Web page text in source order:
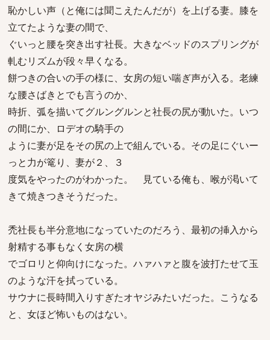
恥かしい声（と俺には聞こえたんだが）を上げる妻。膝を
立てたような妻の間で、
ぐいっと腰を突き出す社長。大きなベッドのスプリングが
軋むリズムが段々早くなる。
餅つきの合いの手の様に、女房の短い喘ぎ声が入る。老練
な腰さばきとでも言うのか、
時折、弧を描いてグルングルンと社長の尻が動いた。いつ
の間にか、ロデオの騎手の
ように妻が足をその尻の上で組んでいる。その足にぐいー
っと力が篭り、妻が２、３
度気をやったのがわかった。 見ている俺も、喉が渇いて
きて焼きつきそうだった。
禿社長も半分意地になっていたのだろう、最初の挿入から
射精する事もなく女房の横
でゴロリと仰向けになった。ハァハァと腹を波打たせて玉
のような汗を拭っている。
サウナに長時間入りすぎたオヤジみたいだった。こうなる
と、女ほど怖いものはない。